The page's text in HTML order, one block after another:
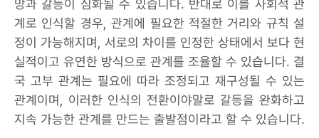
망과 갈등이 심화될 수 있습니다. 반대로 이를 사회적 관
계로 인식할 경우, 관계에 필요한 적절한 거리와 규칙 설
정이 가능해지며, 서로의 차이를 인정한 상태에서 보다 현
실적이고 유연한 방식으로 관계를 조율할 수 있습니다. 결
국 고부 관계는 필요에 따라 조정되고 재구성될 수 있는
관계이며, 이러한 인식의 전환이야말로 갈등을 완화하고
지속 가능한 관계를 만드는 출발점이라고 할 수 있습니다.